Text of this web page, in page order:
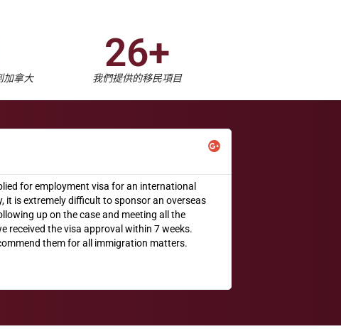
加拿大
26+
我們提供的移民項目
for employment visa for an international
it is extremely difficult to sponsor an overseas
up on the case and meeting all the
received the visa approval within 7 weeks.
them for all immigration matters.